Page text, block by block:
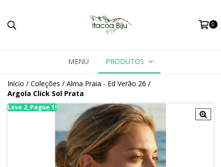
0
MENU PRODUTOS
Início / Coleções / Alma Praia - Ed Verão 26 /
Argola Click Sol Prata
Leve 2, Pague 1!